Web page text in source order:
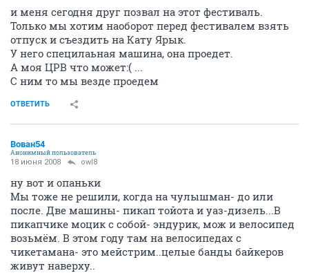
и меня сегодня друг позвал на этот фестиваль.
Только мы хотим наоборот перед фестивалем взять
отпуск и съездить на Кату Ярык.
У него специлаьная машина, она проедет.
А моя ЦРВ что может:( ...
С ним то мы везде проедем
ОТВЕТИТЬ
Вован54
Анонимный пользователь
18 июня 2008 owl8
ну вот и опаньки
Мы тоже не решили, когда на чулышман- до или
после. Две машины- пикап тойота и уаз-дизель...В
пикапчике моцик с собой- эндурик, мож и велосипед
возьмём. В этом году там на велосипедах с
чикетамана- это мейстрим..целые банды байкеров
живут наверху..